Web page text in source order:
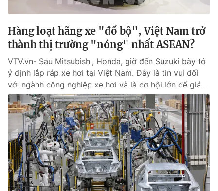
Hàng loạt hãng xe "đổ bộ", Việt Nam trở
thành thị trường "nóng" nhất ASEAN?
VTV.vn- Sau Mitsubishi, Honda, giờ đến Suzuki bày tỏ
ý định lắp ráp xe hơi tại Việt Nam. Đây là tin vui đối
với ngành công nghiệp xe hơi và là cơ hội lớn để giá...